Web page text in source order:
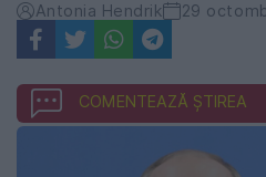
Antonia Hendrik 29
COMENTEAZĂ ȘTIREA